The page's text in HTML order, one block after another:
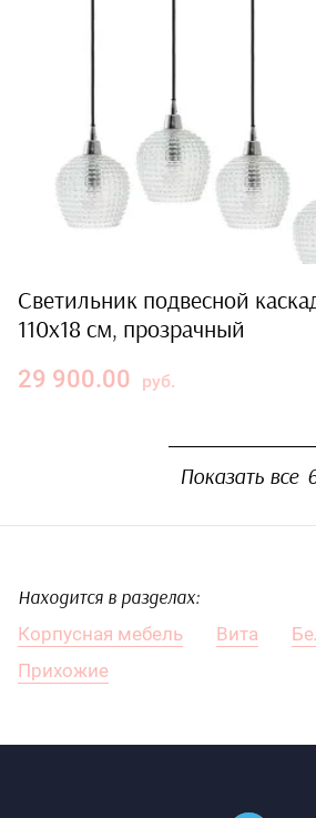
Светильник подвесной
110х18 см, прозрачный
29 900.00 руб.
Показать все
Находится в разделах:
Корпусная мебель Вита
Прихожие